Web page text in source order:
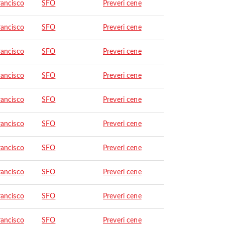
SFO Preveri cene
SFO Preveri cene
SFO Preveri cene
SFO Preveri cene
SFO Preveri cene
SFO Preveri cene
SFO Preveri cene
SFO Preveri cene
SFO Preveri cene
SFO Preveri cene